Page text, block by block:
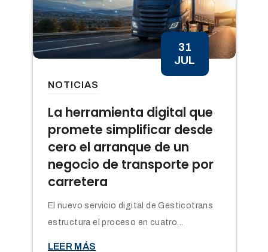
La herramienta digital que
promete simplificar desde
cero el arranque de un
negocio de transporte por
carretera
31
JUL
NOTICIAS
El nuevo servicio digital de Gesticotrans
estructura el proceso en cuatro...
LEER MÁS